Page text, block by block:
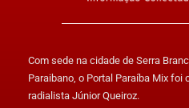
Com sede na cidade de Serra
Paraibano, o Portal Paraíba Mix foi
radialista Júnior Queiroz.